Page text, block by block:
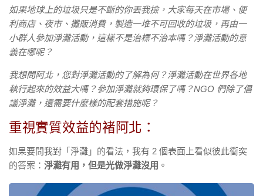
如果地球上的垃圾只是不斷的你丟我撿，大家每天在市場、便
利商店、夜市、攤販消費，製造一堆不可回收的垃圾，再由一
小群人參加淨灘活動，這樣不是治標不治本嗎？淨灘活動的意
義在哪呢？
我想問阿北，您對淨灘活動的了解為何？淨灘活動在世界各地
執行起來的效益大嗎？參加淨灘就夠環保了嗎？NGO 們除了倡
議淨灘，還需要什麼樣的配套措施呢？
重視實質效益的褚阿北：
如果要問我對「淨灘」的看法，我有 2 個表面上看似彼此衝突
的答案： 淨灘有用，但是光做淨灘沒用 。